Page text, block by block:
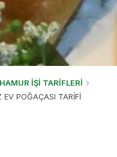
HAMUR İŞİ TARİFLERİ
EV POĞAÇASI TARİFİ